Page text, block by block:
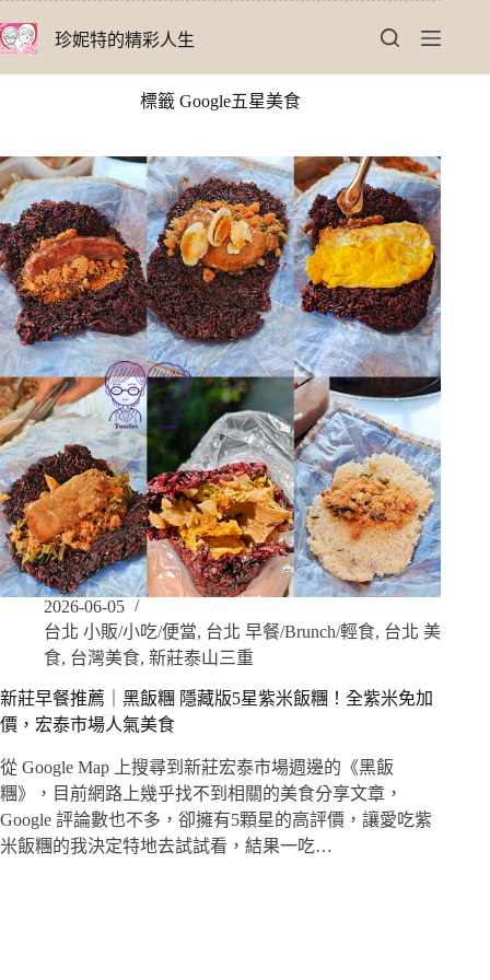
至
珍妮特的精彩人生
標籤 Google五星美食
2026-06-05
台北 小販/小吃/便當, 台北 早餐/Brunch/輕食, 台北 美
食, 台灣美食, 新莊泰山三重
新莊早餐推薦｜黑飯糰 隱藏版5星紫米飯糰！全紫米免加
價，宏泰市場人氣美食
從 Google Map 上搜尋到新莊宏泰市場週邊的《黑飯
糰》，目前網路上幾乎找不到相關的美食分享文章，
Google 評論數也不多，卻擁有5顆星的高評價，讓愛吃紫
米飯糰的我決定特地去試試看，結果一吃…